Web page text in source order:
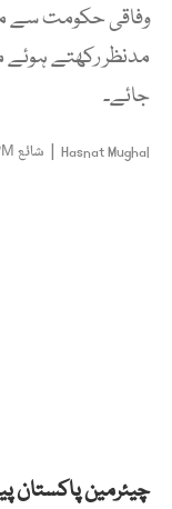
وفاقی حکومت سے
مدنظر رکھتے ہوئے
جائے۔
Hasnat Mughal
| شائع
چیئرمین پاکستان